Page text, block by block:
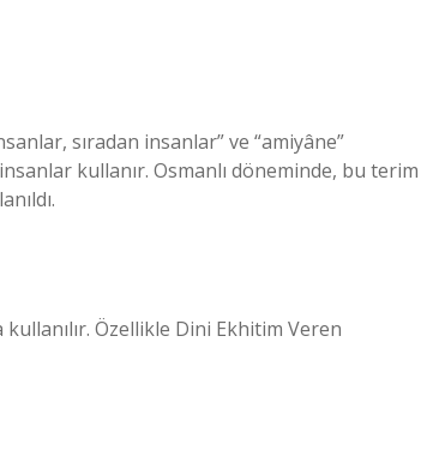
sıradan insanlar” ve “amiyâne”
kullanır. Osmanlı döneminde, bu terim
Özellikle Dini Ekhitim Veren